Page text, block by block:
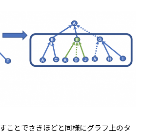
ことでさきほどと同様にグラフ上のタ